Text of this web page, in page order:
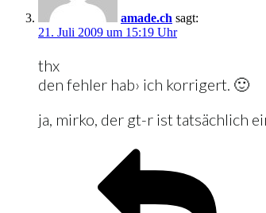
amade.ch sagt:
21. Juli 2009 um 15:19 Uhr
thx
den fehler hab› ich korrigert. 🙂
ja, mirko, der gt-r ist tatsächlich